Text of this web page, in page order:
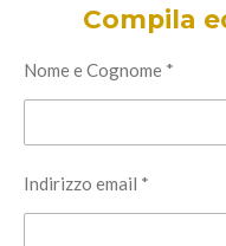
Compila
Nome e Cognome *
Indirizzo email *